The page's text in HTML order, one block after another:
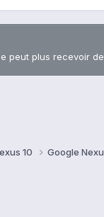
peut plus recevoir
10 Google